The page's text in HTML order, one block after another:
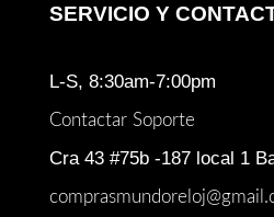
SERVICIO Y
L-S, 8:30am-7:00pm
Contactar Soporte
Cra 43 #75b -187 local 1